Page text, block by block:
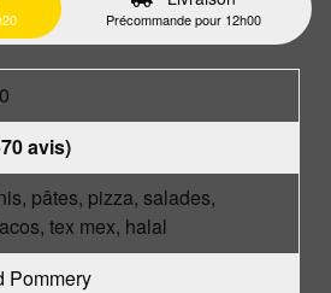
Précommande pour 12h00
avis)
pâtes, pizza, salades,
tex mex, halal
Pommery